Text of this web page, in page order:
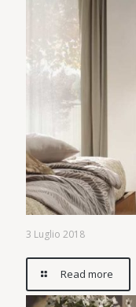
3 Luglio 2018
Read more